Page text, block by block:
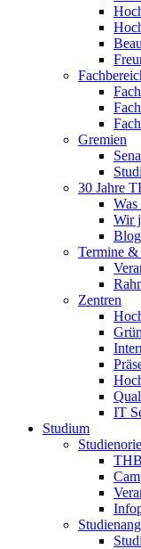
Gremien
30 Jahre
Was
Wir
Termine &
Zentren
IT
Studium